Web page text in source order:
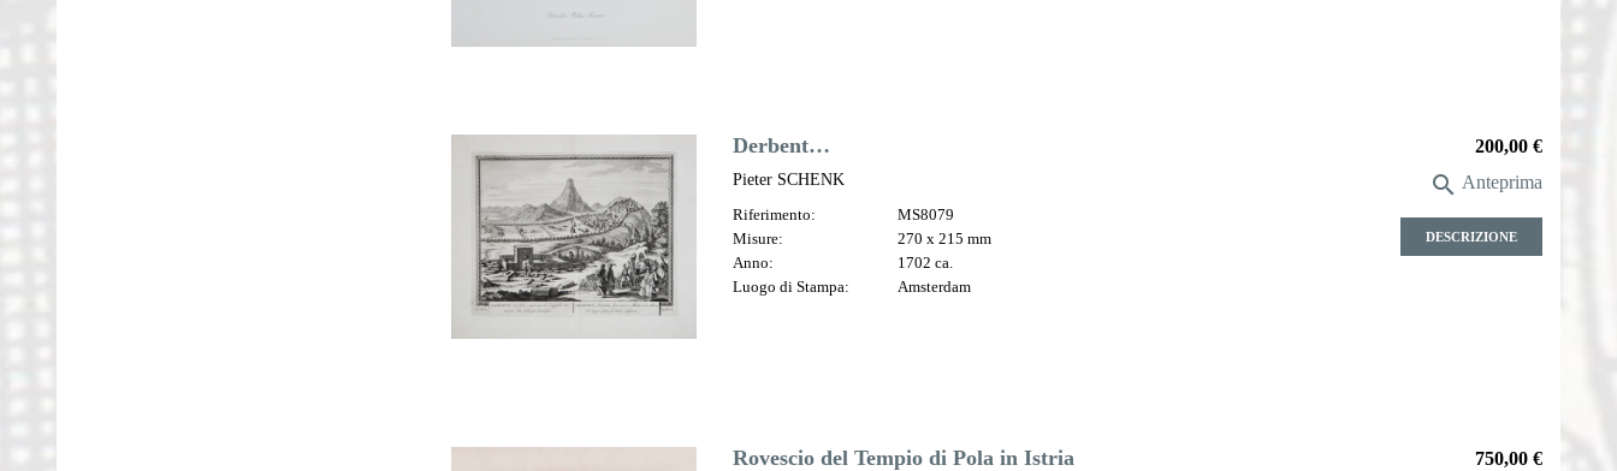
Derbent…
Pieter SCHENK
Riferimento:
MS8079
Misure:
270 x 215 mm
Anno:
1702 ca.
Luogo di Stampa:
Amsterdam
Prezzo
200,00 €
 Anteprima
DESCRIZIONE
Rovescio del Tempio di Pola in Istria Prezzo
750,00 €